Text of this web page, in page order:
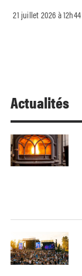
21 juillet 2026 à 12h44
Actualités